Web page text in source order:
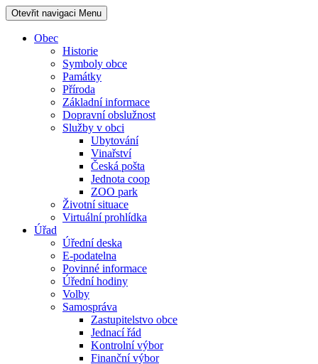
Otevřit navigaci Menu
Obec
Historie
Symboly obce
Památky
Příroda
Základní informace
Dopravní obslužnost
Služby v obci
Ubytování
Vinařství
Česká pošta
Jednota coop
ZOO park
Životní situace
Virtuální prohlídka
Úřad
Úřední deska
E-podatelna
Povinné informace
Úřední hodiny
Volby
Samospráva
Zastupitelstvo obce
Jednací řád
Kontrolní výbor
Finanční výbor